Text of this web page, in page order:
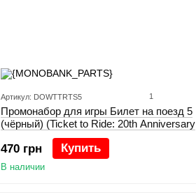
Артикул: DOWTTRTS5 1
Промонабор для игры Билет на поезд 5
(чёрный) (Ticket to Ride: 20th Anniversary
Deluxe Train Set)
470 грн Купить
В наличии